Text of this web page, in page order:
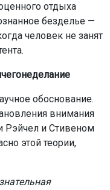
отдыха
безделье —
человек не занят
обоснование.
внимания
Рэйчел и Стивеном
этой теории,